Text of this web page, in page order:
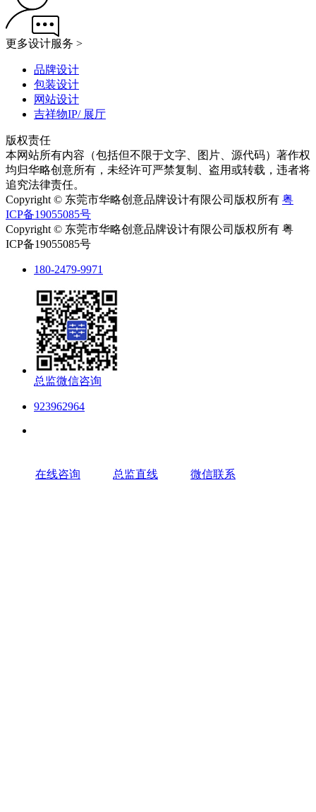
更多设计服务 >
品牌设计
包装设计
网站设计
吉祥物IP/ 展厅
版权责任
本网站所有内容（包括但不限于文字、图片、源代码）著作权
均归华略创意所有，未经许可严禁复制、盗用或转载，违者将
追究法律责任。
Copyright © 东莞市华略创意品牌设计有限公司版权所有 粤
ICP备19055085号
Copyright © 东莞市华略创意品牌设计有限公司版权所有 粤
ICP备19055085号
180-2479-9971
总监微信咨询
923962964
在线咨询 总监直线 微信联系